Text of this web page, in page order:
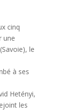
cinq
une
le
à ses
Hetényi,
les